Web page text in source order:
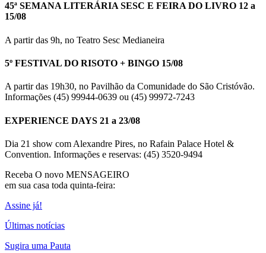
45ª SEMANA LITERÁRIA SESC E FEIRA DO LIVRO 12 a
15/08
A partir das 9h, no Teatro Sesc Medianeira
5º FESTIVAL DO RISOTO + BINGO 15/08
A partir das 19h30, no Pavilhão da Comunidade do São Cristóvão.
Informações (45) 99944-0639 ou (45) 99972-7243
EXPERIENCE DAYS 21 a 23/08
Dia 21 show com Alexandre Pires, no Rafain Palace Hotel &
Convention. Informações e reservas: (45) 3520-9494
Receba O novo MENSAGEIRO
em sua casa toda quinta-feira:
Assine já!
Últimas notícias
Sugira uma Pauta